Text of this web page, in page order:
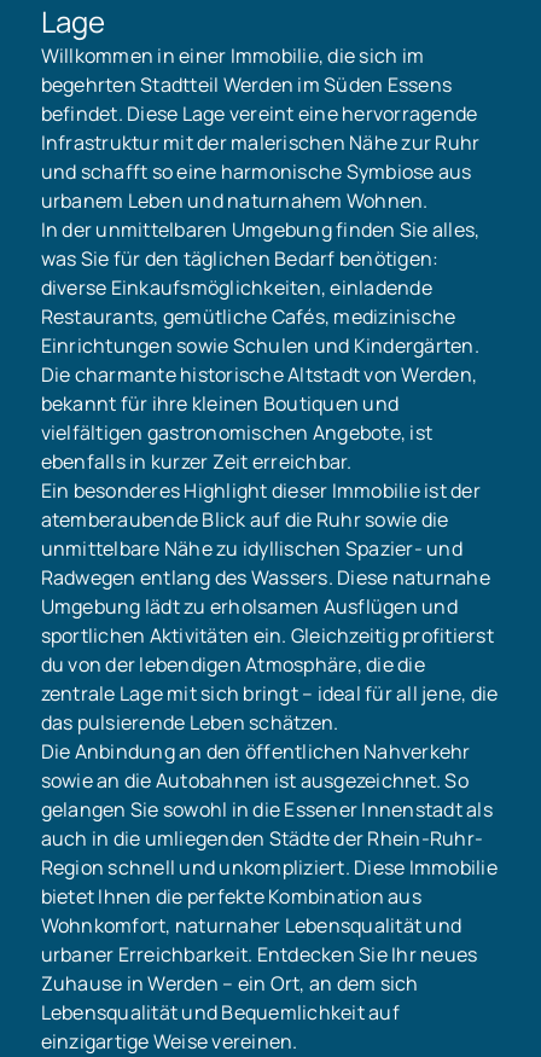
Lage
Willkommen in einer Immobilie, die sich im
begehrten Stadtteil Werden im Süden Essens
befindet. Diese Lage vereint eine hervorragende
Infrastruktur mit der malerischen Nähe zur Ruhr
und schafft so eine harmonische Symbiose aus
urbanem Leben und naturnahem Wohnen.
In der unmittelbaren Umgebung finden Sie alles,
was Sie für den täglichen Bedarf benötigen:
diverse Einkaufsmöglichkeiten, einladende
Restaurants, gemütliche Cafés, medizinische
Einrichtungen sowie Schulen und Kindergärten.
Die charmante historische Altstadt von Werden,
bekannt für ihre kleinen Boutiquen und
vielfältigen gastronomischen Angebote, ist
ebenfalls in kurzer Zeit erreichbar.
Ein besonderes Highlight dieser Immobilie ist der
atemberaubende Blick auf die Ruhr sowie die
unmittelbare Nähe zu idyllischen Spazier- und
Radwegen entlang des Wassers. Diese naturnahe
Umgebung lädt zu erholsamen Ausflügen und
sportlichen Aktivitäten ein. Gleichzeitig profitierst
du von der lebendigen Atmosphäre, die die
zentrale Lage mit sich bringt – ideal für all jene, die
das pulsierende Leben schätzen.
Die Anbindung an den öffentlichen Nahverkehr
sowie an die Autobahnen ist ausgezeichnet. So
gelangen Sie sowohl in die Essener Innenstadt als
auch in die umliegenden Städte der Rhein-Ruhr-
Region schnell und unkompliziert. Diese Immobilie
bietet Ihnen die perfekte Kombination aus
Wohnkomfort, naturnaher Lebensqualität und
urbaner Erreichbarkeit. Entdecken Sie Ihr neues
Zuhause in Werden – ein Ort, an dem sich
Lebensqualität und Bequemlichkeit auf
einzigartige Weise vereinen.